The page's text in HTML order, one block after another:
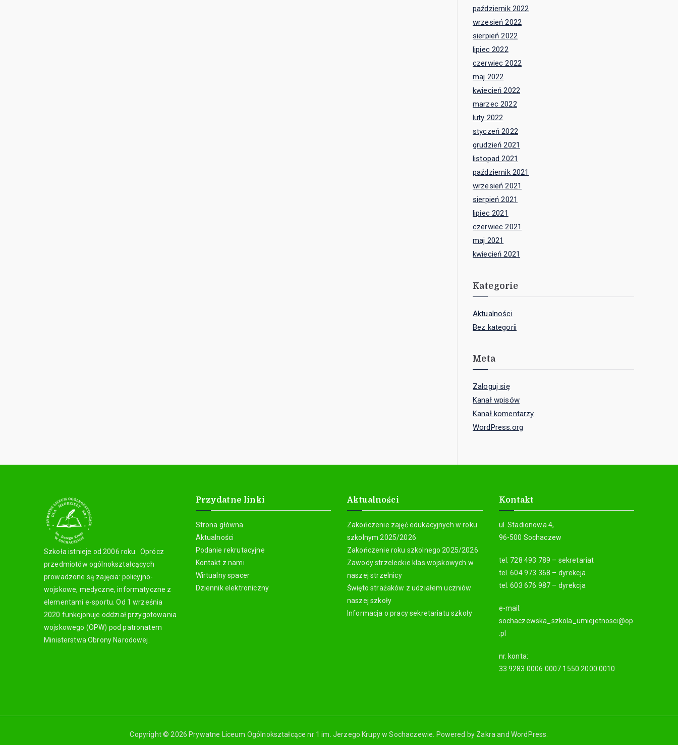
październik 2022
wrzesień 2022
sierpień 2022
lipiec 2022
czerwiec 2022
maj 2022
kwiecień 2022
marzec 2022
luty 2022
styczeń 2022
grudzień 2021
listopad 2021
październik 2021
wrzesień 2021
sierpień 2021
lipiec 2021
czerwiec 2021
maj 2021
kwiecień 2021
Kategorie
Aktualności
Bez kategorii
Meta
Zaloguj się
Kanał wpisów
Kanał komentarzy
WordPress.org
Szkoła istnieje od 2006 roku. Oprócz
przedmiotów ogólnokształcących
prowadzone są zajęcia: policyjno-
wojskowe, medyczne, informatyczne z
elementami e-sportu. Od 1 września
2020 funkcjonuje oddział przygotowania
wojskowego (OPW) pod patronatem
Ministerstwa Obrony Narodowej.
Przydatne linki
Strona główna
Aktualności
Podanie rekrutacyjne
Kontakt z nami
Wirtualny spacer
Dziennik elektroniczny
Aktualności
Zakończenie zajęć edukacyjnych w roku
szkolnym 2025/2026
Zakończenie roku szkolnego 2025/2026
Zawody strzeleckie klas wojskowych w
naszej strzelnicy
Święto strażaków z udziałem uczniów
naszej szkoły
Informacja o pracy sekretariatu szkoły
Kontakt
ul. Stadionowa 4,
96-500 Sochaczew
tel. 728 493 789 – sekretariat
tel. 604 973 368 – dyrekcja
tel. 603 676 987 – dyrekcja
e-mail:
sochaczewska_szkola_umiejetnosci@op
.pl
nr. konta:
33 9283 0006 0007 1550 2000 0010
Copyright © 2026 Prywatne Liceum Ogólnokształcące nr 1 im. Jerzego Krupy w Sochaczewie. Powered by Zakra and WordPress